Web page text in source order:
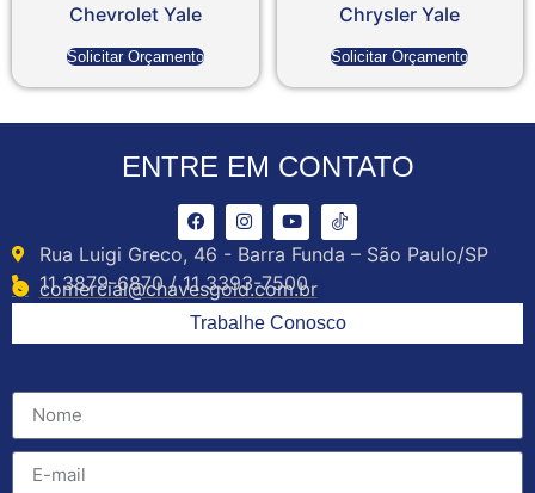
Chevrolet Yale
Solicitar Orçamento
Chrysler Yale
Solicitar Orçamento
ENTRE EM CONTATO
Rua Luigi Greco, 46 - Barra Funda – São Paulo/SP
11 3879-6870 / 11 3393-7500
comercial@chavesgold.com.br
Trabalhe Conosco